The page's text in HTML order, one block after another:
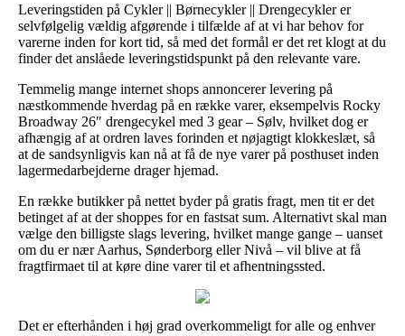
Leveringstiden på Cykler || Børnecykler || Drengecykler er
selvfølgelig vældig afgørende i tilfælde af at vi har behov for
varerne inden for kort tid, så med det formål er det ret klogt at du
finder det anslåede leveringstidspunkt på den relevante vare.
Temmelig mange internet shops annoncerer levering på
næstkommende hverdag på en række varer, eksempelvis Rocky
Broadway 26″ drengecykel med 3 gear – Sølv, hvilket dog er
afhængig af at ordren laves forinden et nøjagtigt klokkeslæt, så
at de sandsynligvis kan nå at få de nye varer på posthuset inden
lagermedarbejderne drager hjemad.
En række butikker på nettet byder på gratis fragt, men tit er det
betinget af at der shoppes for en fastsat sum. Alternativt skal man
vælge den billigste slags levering, hvilket mange gange – uanset
om du er nær Aarhus, Sønderborg eller Nivå – vil blive at få
fragtfirmaet til at køre dine varer til et afhentningssted.
Det er efterhånden i høj grad overkommeligt for alle og enhver